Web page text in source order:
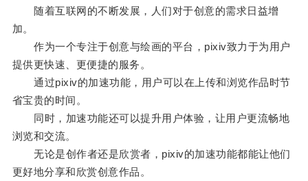
随着互联网的不断发展，人们对于创意的需求日益增
加。
作为一个专注于创意与绘画的平台，pixiv致力于为用户
提供更快速、更便捷的服务。
通过pixiv的加速功能，用户可以在上传和浏览作品时节
省宝贵的时间。
同时，加速功能还可以提升用户体验，让用户更流畅地
浏览和交流。
无论是创作者还是欣赏者，pixiv的加速功能都能让他们
更好地分享和欣赏创意作品。